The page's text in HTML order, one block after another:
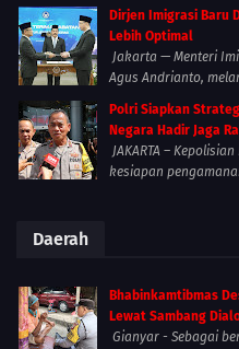
Dirjen Imigrasi Baru
Lebih Optimal
Jakarta — Menteri
Agus Andrianto,
Polri Siapkan
Negara Hadir Jaga
JAKARTA –
kesiapan
Daerah
Bhabinkamtibmas
Lewat Sambang
Gianyar - Sebagai